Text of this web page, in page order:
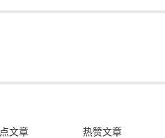
文章 热赞文章